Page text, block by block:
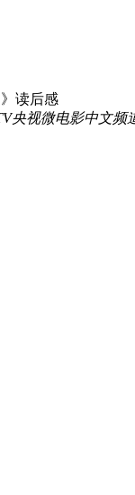
读后感
央视微电影中文频